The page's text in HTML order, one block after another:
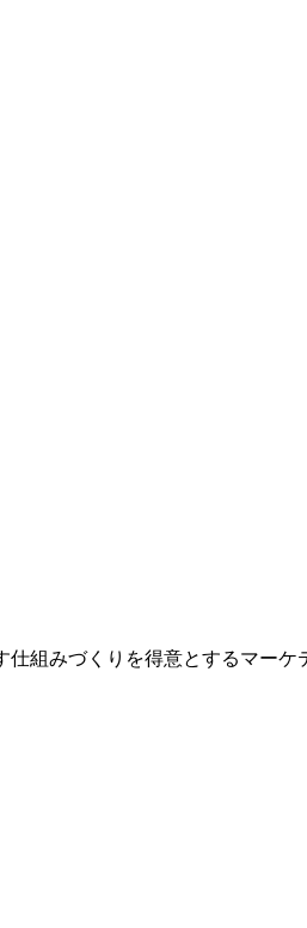
組みづくりを得意とするマーケ